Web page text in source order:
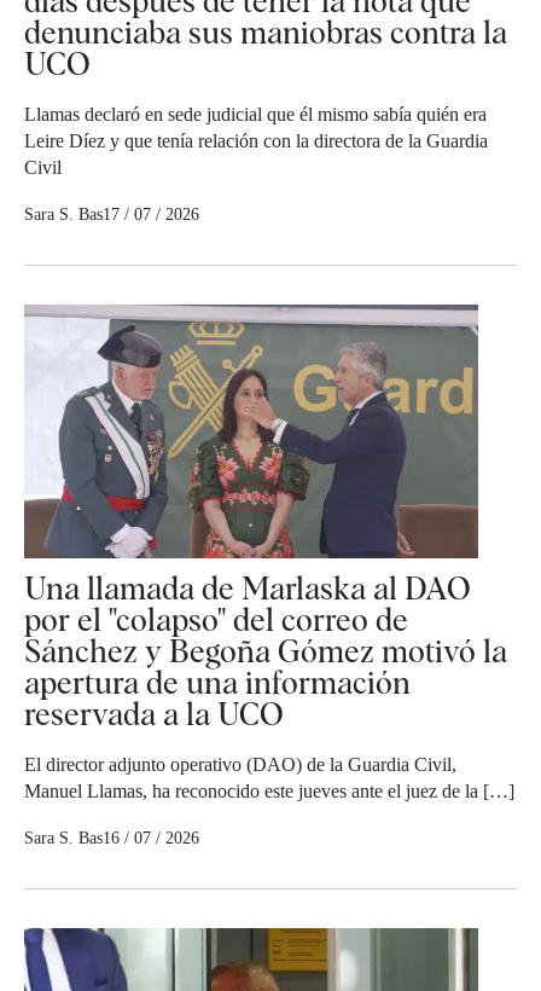
denunciaba sus maniobras contra la
UCO
Llamas declaró en sede judicial que él mismo sabía quién era
Leire Díez y que tenía relación con la directora de la Guardia
Civil
Sara S. Bas17 / 07 / 2026
Una llamada de Marlaska al DAO
por el "colapso" del correo de
Sánchez y Begoña Gómez motivó la
apertura de una información
reservada a la UCO
El director adjunto operativo (DAO) de la Guardia Civil,
Manuel Llamas, ha reconocido este jueves ante el juez de la […]
Sara S. Bas16 / 07 / 2026